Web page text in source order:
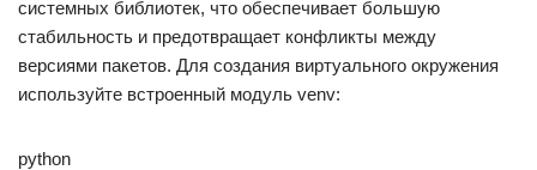
системных библиотек, что обеспечивает большую
стабильность и предотвращает конфликты между
версиями пакетов. Для создания виртуального окружения
используйте встроенный модуль venv:
python